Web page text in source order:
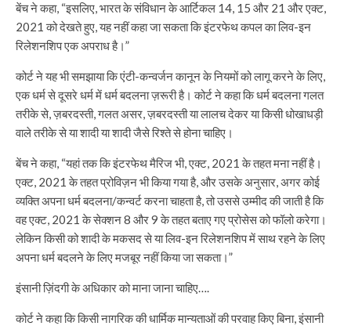
बेंच ने कहा, “इसलिए, भारत के संविधान के आर्टिकल 14, 15 और 21 और एक्ट,
2021 को देखते हुए, यह नहीं कहा जा सकता कि इंटरफेथ कपल का लिव-इन
रिलेशनशिप एक अपराध है।”
कोर्ट ने यह भी समझाया कि एंटी-कन्वर्जन कानून के नियमों को लागू करने के लिए,
एक धर्म से दूसरे धर्म में धर्म बदलना ज़रूरी है। कोर्ट ने कहा कि धर्म बदलना गलत
तरीके से, ज़बरदस्ती, गलत असर, ज़बरदस्ती या लालच देकर या किसी धोखाधड़ी
वाले तरीके से या शादी या शादी जैसे रिश्ते से होना चाहिए।
बेंच ने कहा, “यहां तक ​​कि इंटरफेथ मैरिज भी, एक्ट, 2021 के तहत मना नहीं है।
एक्ट, 2021 के तहत प्रोविज़न भी किया गया है, और उसके अनुसार, अगर कोई
व्यक्ति अपना धर्म बदलना/कन्वर्ट करना चाहता है, तो उससे उम्मीद की जाती है कि
वह एक्ट, 2021 के सेक्शन 8 और 9 के तहत बताए गए प्रोसेस को फॉलो करेगा।
लेकिन किसी को शादी के मकसद से या लिव-इन रिलेशनशिप में साथ रहने के लिए
अपना धर्म बदलने के लिए मजबूर नहीं किया जा सकता।”
इंसानी ज़िंदगी के अधिकार को माना जाना चाहिए….
कोर्ट ने कहा कि किसी नागरिक की धार्मिक मान्यताओं की परवाह किए बिना, इंसानी